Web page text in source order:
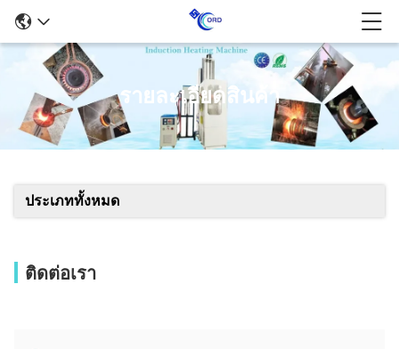
รายละเอียดสินค้า
ประเภททั้งหมด
ติดต่อเรา